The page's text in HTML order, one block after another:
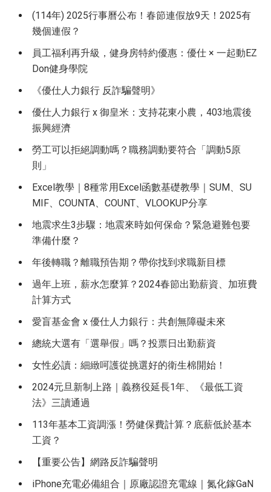
(114年) 2025行事曆公布！春節連假放9天！2025有
幾個連假？
員工福利再升級，健身房特約優惠：優仕 × 一起動EZ
Don健身學院
《優仕人力銀行 反詐騙聲明》
優仕人力銀行 x 御皇米：支持花東小農，403地震後
振興經濟
勞工可以拒絕調動嗎？職務調動要符合「調動5原
則」
Excel教學｜8種常用Excel函數基礎教學｜SUM、SU
MIF、COUNTA、COUNT、VLOOKUP分享
地震求生3步驟：地震來時如何保命？緊急避難包要
準備什麼？
年後轉職？離職預告期？帶你找到求職新目標
過年上班，薪水怎麼算？2024春節出勤薪資、加班費
計算方式
愛盲基金會 x 優仕人力銀行：共創無障礙未來
總統大選有「選舉假」嗎？投票日出勤薪資
女性必讀：細緻呵護從挑選好的衛生棉開始！
2024元旦新制上路｜義務役延長1年、《最低工資
法》三讀通過
113年基本工資調漲！勞健保費計算？底薪低於基本
工資？
【重要公告】網路反詐騙聲明
iPhone充電必備組合｜原廠認證充電線｜氮化鎵GaN